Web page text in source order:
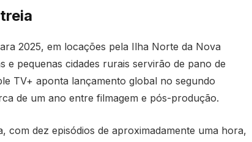
2025, em locações pela Ilha Norte da Nova
e pequenas cidades rurais servirão de pano de
TV+ aponta lançamento global no segundo
de um ano entre filmagem e pós-produção.
com dez episódios de aproximadamente uma hora,